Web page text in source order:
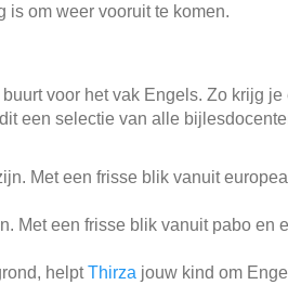
is om weer vooruit te komen.
voor het vak Engels. Zo krijg
een selectie van alle
Met een frisse blik vanuit
Met een frisse blik vanuit pabo en
helptThirza jouw kind om